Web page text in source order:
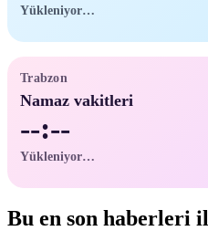
Yükleniyor…
Trabzon
Namaz vakitleri
--:--
Yükleniyor…
Bu en son haberleri